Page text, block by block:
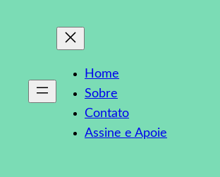
Home
Sobre
Contato
Assine e Apoie